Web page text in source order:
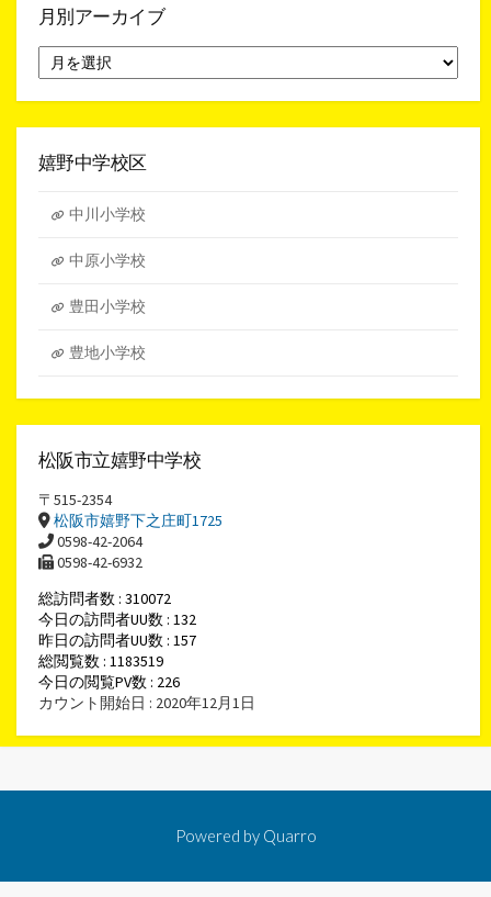
月別アーカイブ
別
ア
イ
嬉野中学校区
中川小学校
中原小学校
豊田小学校
豊地小学校
松阪市立嬉野中学校
〒515-2354
松阪市嬉野下之庄町1725
0598-42-2064
0598-42-6932
総訪問者数 : 310072
今日の訪問者UU数 : 132
昨日の訪問者UU数 : 157
総閲覧数 : 1183519
今日の閲覧PV数 : 226
カウント開始日 : 2020年12月1日
Powered by Quarro